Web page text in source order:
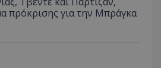
πρόκρισης για την Μπράγκα